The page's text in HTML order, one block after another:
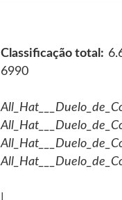
Classificação total:
6990